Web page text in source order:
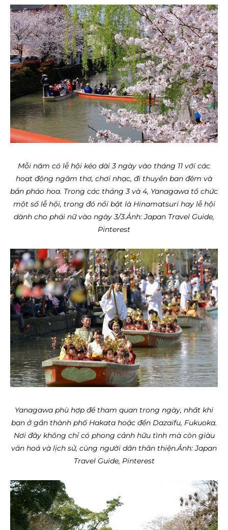
Mỗi năm có lễ hội kéo dài 3 ngày vào tháng 11 với các
hoạt động ngâm thơ, chơi nhạc, đi thuyền ban đêm và
bắn pháo hoa. Trong các tháng 3 và 4, Yanagawa tổ chức
một số lễ hội, trong đó nổi bật là Hinamatsuri hay lễ hội
dành cho phái nữ vào ngày 3/3.Ảnh: Japan Travel Guide,
Pinterest
Yanagawa phù hợp để tham quan trong ngày, nhất khi
bạn ở gần thành phố Hakata hoặc đền Dazaifu, Fukuoka.
Nơi đây không chỉ có phong cảnh hữu tình mà còn giàu
văn hoá và lịch sử, cùng người dân thân thiện.Ảnh: Japan
Travel Guide, Pinterest